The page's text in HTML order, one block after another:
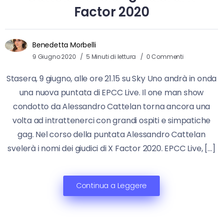
Factor 2020
Benedetta Morbelli
9 Giugno 2020 5 Minuti di lettura 0 Commenti
Stasera, 9 giugno, alle ore 21.15 su Sky Uno andrà in onda
una nuova puntata di EPCC Live. Il one man show
condotto da Alessandro Cattelan torna ancora una
volta ad intrattenerci con grandi ospiti e simpatiche
gag. Nel corso della puntata Alessandro Cattelan
svelerà i nomi dei giudici di X Factor 2020. EPCC Live, […]
Continua a Leggere